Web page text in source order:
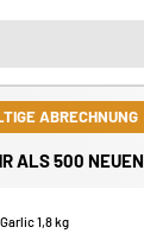
ABRECHNUNG
ALS 500
1,8 kg